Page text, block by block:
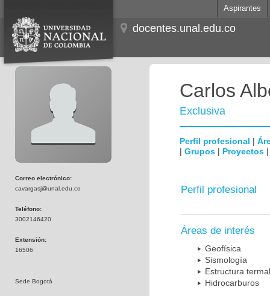
Aspirantes
docentes.unal.edu.co
Correo electrónico:
cavargasj@unal.edu.co
Teléfono:
3002146420
Extensión:
16506
Sede Bogotá
Carlos
Exclusiva
Perfil profesional |
| Grupos | Proyectos
Perfil profesional
Áreas de interés
Geofísica
Sismología
Estructura
Hidrocarburos